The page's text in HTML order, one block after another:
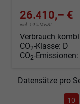
26.410,– €
incl. 19% MwSt.
Verbrauch
CO2-Klasse: D
CO2-Emissionen:
Datensätze pro
10